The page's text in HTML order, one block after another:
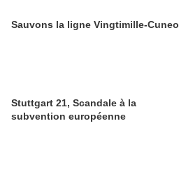
Sauvons la ligne Vingtimille-Cuneo
Stuttgart 21, Scandale à la
subvention européenne